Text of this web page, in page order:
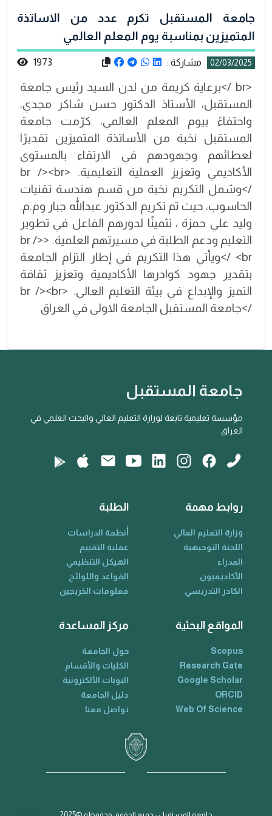
جامعة المستقبل تكرم عدد من الاساتذة
المتميزين بمناسبة يوم المعلم العالمي
02/03/2025 مشاركة : 1973
<br />برعاية كريمة من لدن السيد رئيس جامعة
المستقبل، الأستاذ الدكتور حسن شاكر مجدي،
واحتفاءً بيوم المعلم العالمي، كرّمت جامعة
المستقبل نخبة من الأساتذة المتميزين تقديرًا
لعطائهم وجهودهم في الارتقاء بالمستوى
الأكاديمي وتعزيز العملية التعليمية. <br /><br
/>وشمل التكريم نخبة من قسم هندسة تقنيات
الحاسوب، حيث تم تكريم الدكتور عبدالله جبار وم.م.
وليد علي حمزة ، تثمينًا لدورهم الفاعل في تطوير
التعليم ودعم الطلبة في مسيرتهم العلمية. <br />
<br />ويأتي هذا التكريم في إطار التزام الجامعة
بتقدير جهود كوادرها الأكاديمية وتعزيز ثقافة
التميز والإبداع في بيئة التعليم العالي. <br /><br
/>جامعة المستقبل الجامعة الاولى في العراق
جامعة المستقبل
مؤسسة تعليمية تابعة لوزارة التعليم العالي والبحث العلمي في
العراق
روابط مهمة
وزارة التعليم العالي
اللجنة التوجيهية
المدراء
الأكاديميون
الكادر التدريسي
الطلبة
أنظمة الدراسات
عملية التقييم
الهيكل التنظيمي
القواعد واللوائح
معلومات الخريجين
المواقع البحثية
Scopus
Research Gate
Google Scholar
ORCID
Web Of Science
مركز المساعدة
حول الجامعة
الكليات والأقسام
البوبات الألكترونية
دليل الجامعة
تواصل معنا